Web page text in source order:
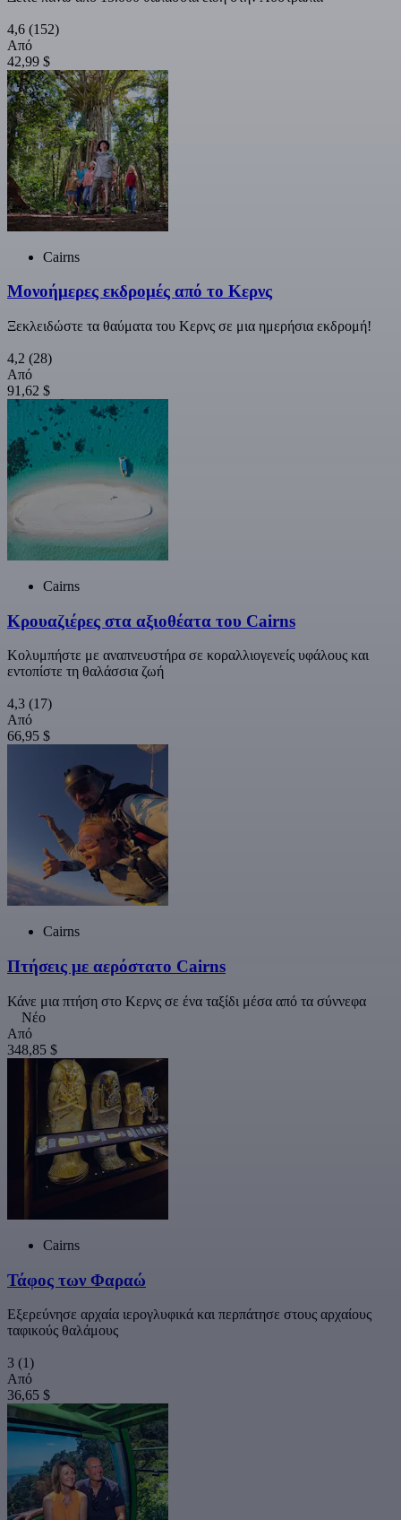
4,6 (152)
Από
42,99 $
Cairns
Μονοήμερες εκδρομές από το Κερνς
Ξεκλειδώστε τα θαύματα του Κερνς σε μια ημερήσια εκδρομή!
4,2 (28)
Από
91,62 $
Cairns
Κρουαζιέρες στα αξιοθέατα του Cairns
Κολυμπήστε με αναπνευστήρα σε κοραλλιογενείς υφάλους και
εντοπίστε τη θαλάσσια ζωή
4,3 (17)
Από
66,95 $
Cairns
Πτήσεις με αερόστατο Cairns
Κάνε μια πτήση στο Κερνς σε ένα ταξίδι μέσα από τα σύννεφα
Νέο
Από
348,85 $
Cairns
Τάφος των Φαραώ
Εξερεύνησε αρχαία ιερογλυφικά και περπάτησε στους αρχαίους
ταφικούς θαλάμους
3 (1)
Από
36,65 $